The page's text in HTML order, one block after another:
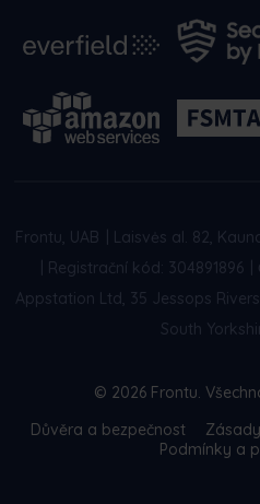
Frontu, UAB
Laisvės al. 82,
Registrační kód: 304891896
Appstation Ltd, 35 Jessops
South
© 2026 Frontu.
Důvěra a bezpečnost
Podmínky a